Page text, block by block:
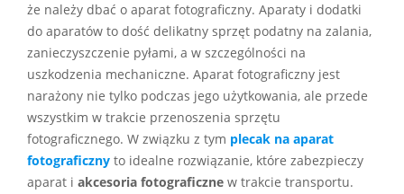
że należy dbać o aparat fotograficzny. Aparaty i dodatki
do aparatów to dość delikatny sprzęt podatny na zalania,
zanieczyszczenie pyłami, a w szczególności na
uszkodzenia mechaniczne. Aparat fotograficzny jest
narażony nie tylko podczas jego użytkowania, ale przede
wszystkim w trakcie przenoszenia sprzętu
fotograficznego. W związku z tym plecak na aparat
fotograficzny to idealne rozwiązanie, które zabezpieczy
aparat i akcesoria fotograficzne w trakcie transportu.